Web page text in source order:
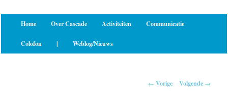
Home Over Cascade Activiteiten Communicatie
Colofon | Weblog/Nieuws
← Vorige Volgende →